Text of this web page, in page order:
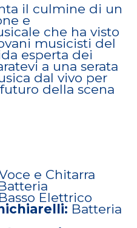
il culmine di un
e
che ha visto
musicisti del
esperta dei
a una serata
dal vivo per
della scena
e Chitarra
Basso Elettrico
Batteria